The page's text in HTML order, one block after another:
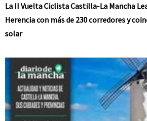
La II Vuelta Ciclista Castilla-La Mancha
Herencia con más de 230 corredores y
solar